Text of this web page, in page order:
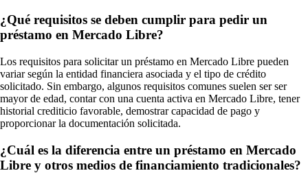
¿Qué requisitos se deben cumplir para pedir un
préstamo en Mercado Libre?
Los requisitos para solicitar un préstamo en Mercado Libre pueden
variar según la entidad financiera asociada y el tipo de crédito
solicitado. Sin embargo, algunos requisitos comunes suelen ser ser
mayor de edad, contar con una cuenta activa en Mercado Libre, tener
historial crediticio favorable, demostrar capacidad de pago y
proporcionar la documentación solicitada.
¿Cuál es la diferencia entre un préstamo en Mercado
Libre y otros medios de financiamiento tradicionales?